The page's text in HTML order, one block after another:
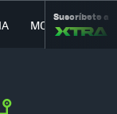
MOVILIDAD
Suscríbete a